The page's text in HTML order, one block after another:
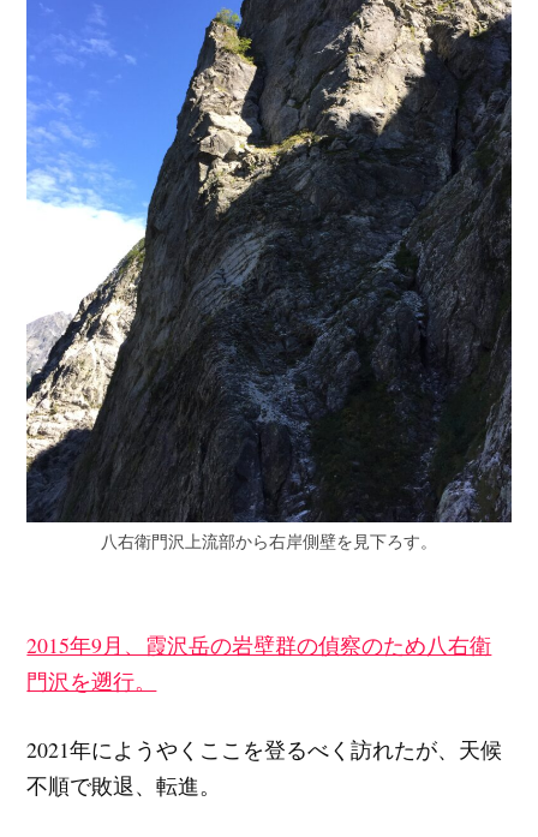
八右衛門沢上流部から右岸側壁を見下ろす。
2015年9月、霞沢岳の岩壁群の偵察のため八右衛
門沢を遡行。
2021年にようやくここを登るべく訪れたが、天候
不順で敗退、転進。